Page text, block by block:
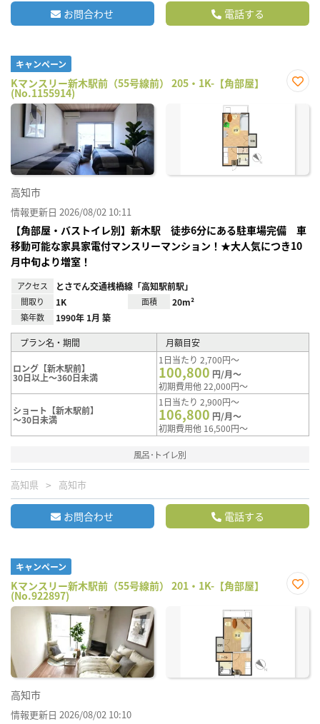
お問合わせ 電話する
キャンペーン
Kマンスリー新木駅前（55号線前） 205・1K-【角部屋】
(No.1155914)
に入
高知市
情報更新日 2026/08/02 10:11
【角部屋・バストイレ別】新木駅 徒歩6分にある駐車場完備 車
移動可能な家具家電付マンスリーマンション！★大人気につき10
月中旬より増室！
アクセス とさでん交通桟橋線「高知駅前駅」
間取り 1K 面積 20m²
築年数 1990年 1月 築
プラン名・期間 月額目安
ロング【新木駅前】
30日以上～360日未満
1日当たり 2,700円～
100,800 円/月～
初期費用他 22,000円～
ショート【新木駅前】
～30日未満
1日当たり 2,900円～
106,800 円/月～
初期費用他 16,500円～
風呂･トイレ別
高知県 高知市
お問合わせ 電話する
キャンペーン
Kマンスリー新木駅前（55号線前） 201・1K-【角部屋】
(No.922897)
に入
高知市
情報更新日 2026/08/02 10:10